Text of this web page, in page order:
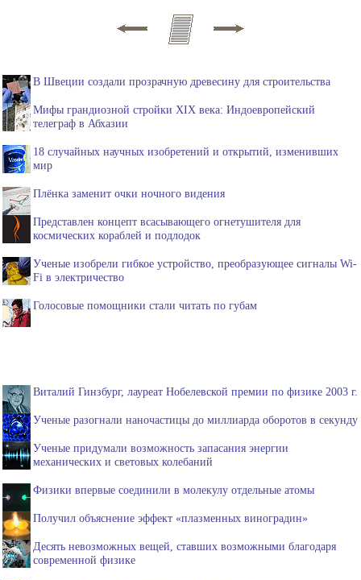
В Швеции создали прозрачную древесину для строительства
Мифы грандиозной стройки XIX века: Индоевропейский
телеграф в Абхазии
18 случайных научных изобретений и открытий, изменивших
мир
Плёнка заменит очки ночного видения
Представлен концепт всасывающего огнетушителя для
космических кораблей и подлодок
Ученые изобрели гибкое устройство, преобразующее сигналы Wi-
Fi в электричество
Голосовые помощники стали читать по губам
Виталий Гинзбург, лауреат Нобелевской премии по физике 2003 г.
Ученые разогнали наночастицы до миллиарда оборотов в секунду
Ученые придумали возможность запасания энергии
механических и световых колебаний
Физики впервые соединили в молекулу отдельные атомы
Получил объяснение эффект «плазменных виноградин»
Десять невозможных вещей, ставших возможными благодаря
современной физике